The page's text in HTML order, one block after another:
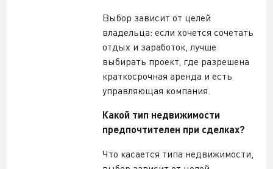
Выбор зависит от целей
владельца: если хочется сочетать
отдых и заработок, лучше
выбирать проект, где разрешена
краткосрочная аренда и есть
управляющая компания.
Какой тип недвижимости
предпочтителен при сделках?
Что касается типа недвижимости,